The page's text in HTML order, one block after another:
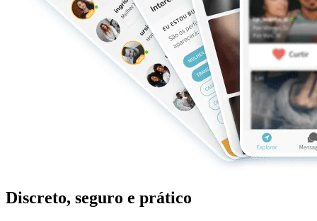
Discreto, seguro e prático